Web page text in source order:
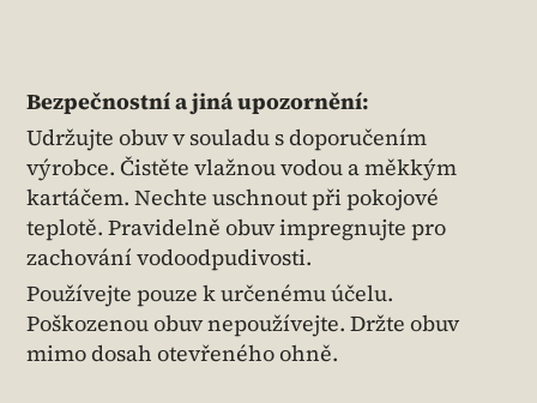
Bezpečnostní a jiná upozornění:
Udržujte obuv v souladu s doporučením
výrobce. Čistěte vlažnou vodou a měkkým
kartáčem. Nechte uschnout při pokojové
teplotě. Pravidelně obuv impregnujte pro
zachování vodoodpudivosti.
Používejte pouze k určenému účelu.
Poškozenou obuv nepoužívejte. Držte obuv
mimo dosah otevřeného ohně.